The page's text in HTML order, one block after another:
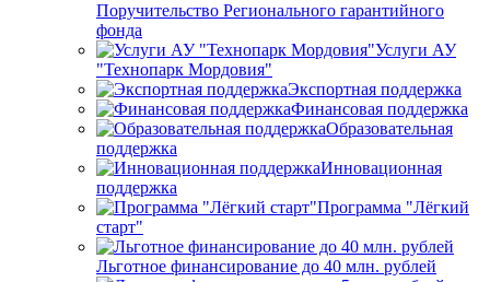
Поручительство Регионального гарантийного
фонда
Услуги АУ
"Технопарк Мордовия"
Экспортная поддержка
Финансовая поддержка
Образовательная
поддержка
Инновационная
поддержка
Программа "Лёгкий
старт"
Льготное финансирование до 40 млн. рублей